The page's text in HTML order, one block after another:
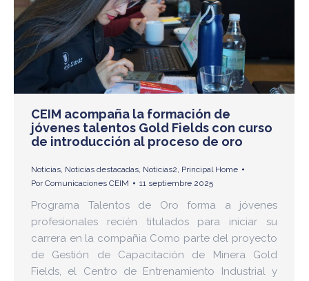
CEIM acompaña la formación de
jóvenes talentos Gold Fields con curso
de introducción al proceso de oro
Noticias, Noticias destacadas, Noticias2, Principal Home
PorComunicaciones CEIM 11 septiembre 2025
Programa Talentos de Oro forma a jóvenes
profesionales recién titulados para iniciar su
carrera en la compañia Como parte del proyecto
de Gestión de Capacitación de Minera Gold
Fields, el Centro de Entrenamiento Industrial y